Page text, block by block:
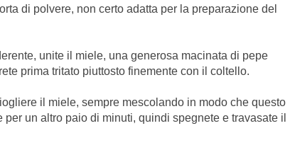
di polvere, non certo adatta per la preparazione del
unite il miele, una generosa macinata di pepe
prima tritato piuttosto finemente con il coltello.
il miele, sempre mescolando in modo che questo
un altro paio di minuti, quindi spegnete e travasate il